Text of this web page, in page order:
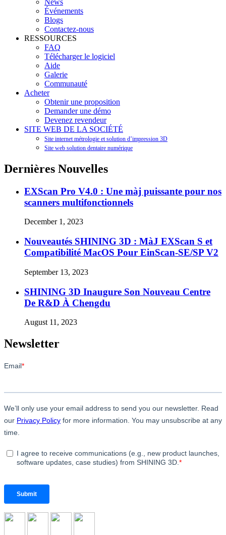
Événements
Blogs
Contactez-nous
RESSOURCES
FAQ
Télécharger le logiciel
Aide
Galerie
Communauté
Acheter
Obtenir une proposition
Demander une démo
Devenez revendeur
SITE WEB DE LA SOCIÉTÉ
Site internet métrologie et solution d’impression 3D
Site web solution dentaire numérique
Dernières Nouvelles
EXScan Pro V4.0 : Une màj puissante pour nos
scanners multifonctionnels
December 1, 2023
Nouveautés SHINING 3D : MàJ EXScan S et
Compatibilité MacOS Pour EinScan-SE/SP V2
September 13, 2023
SHINING 3D Inaugure Son Nouveau Centre
De R&D À Chengdu
August 11, 2023
Newsletter